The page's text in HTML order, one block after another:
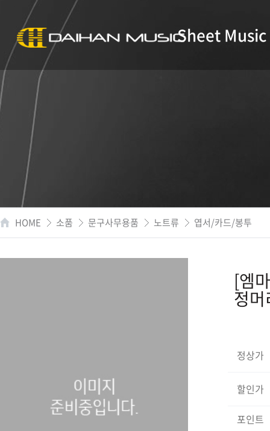
Sheet Music
HOME 소품 문구사무용품 노트류 엽서/카드/봉투
[엠
정
정상가
할인가
포인트